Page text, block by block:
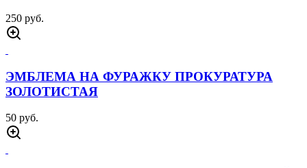
250 руб.
ЭМБЛЕМА НА ФУРАЖКУ ПРОКУРАТУРА
ЗОЛОТИСТАЯ
50 руб.